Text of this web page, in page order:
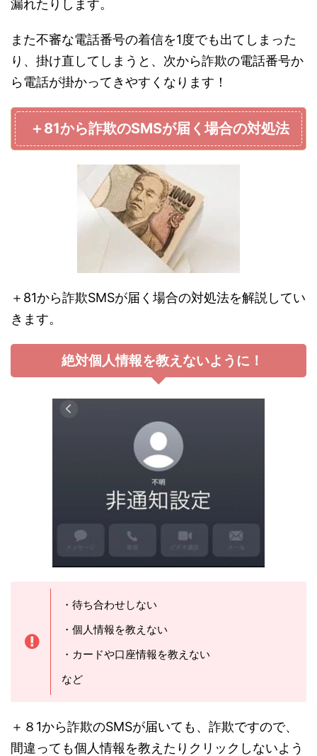
漏れたりします。
また不審な電話番号の着信を1度でも出てしまった
り、掛け直してしまうと、次から詐欺の電話番号か
ら電話が掛かってきやすくなります！
＋81から詐欺のSMSが届く場合の対処法
＋81から詐欺SMSが届く場合の対処法を解説してい
きます。
絶対個人情報を教えないように！
・待ち合わせしない
・個人情報を教えない
・カードや口座情報を教えない
など
＋８1から詐欺のSMSが届いても、詐欺ですので、
間違っても個人情報を教えたりクリックしないよう